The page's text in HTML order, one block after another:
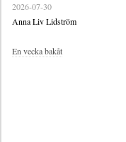
2026-07-30
Anna Liv Lidström
En vecka bakåt